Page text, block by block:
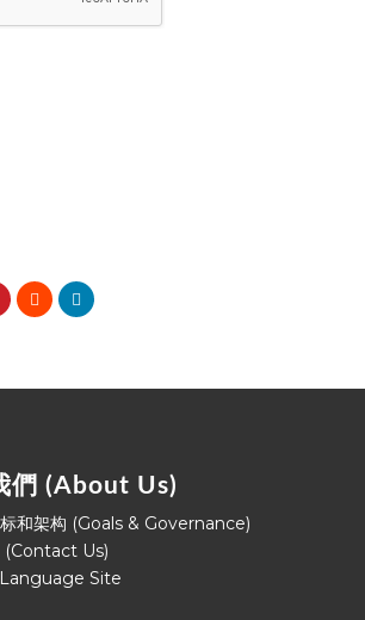
們 (About Us)
和架构 (Goals & Governance)
(Contact Us)
Site